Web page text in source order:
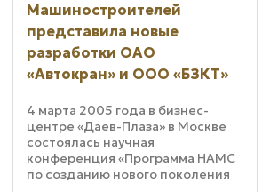
Машиностроителей
представила новые
разработки ОАО
«Автокран» и ООО «БЗКТ»
4 марта 2005 года в бизнес-
центре «Даев-Плаза» в Москве
состоялась научная
конференция «Программа НАМС
по созданию нового поколения